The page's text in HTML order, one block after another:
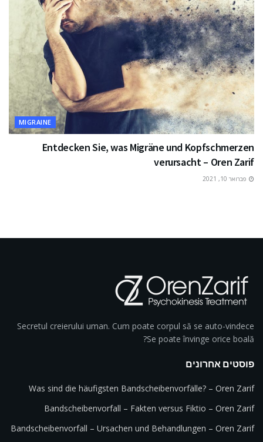
MIGRAINE
Entdecken Sie, was Migräne und Kopfschmerzen
verursacht – Oren Zarif
פברואר 10, 2021
Secretul creierului uman. Cum poate corpul să se auto-vindece
Se poate învinge orice boală?
פוסטים אחרונים
Was sind die häufigsten Bandscheibenvorfälle? – Oren Zarif
Bandscheibenvorfall – Fakten versus Fiktio – Oren Zarif
Bandscheibenvorfall – Ursachen und Behandlungen – Oren Zarif